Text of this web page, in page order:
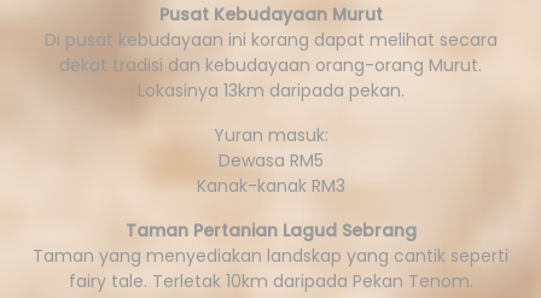
Pusat Kebudayaan Murut
Di pusat kebudayaan ini korang dapat melihat secara
dekat tradisi dan kebudayaan orang-orang Murut.
Lokasinya 13km daripada pekan.
Yuran masuk:
Dewasa RM5
Kanak-kanak RM3
Taman Pertanian Lagud Sebrang
Taman yang menyediakan landskap yang cantik seperti
fairy tale. Terletak 10km daripada Pekan Tenom.